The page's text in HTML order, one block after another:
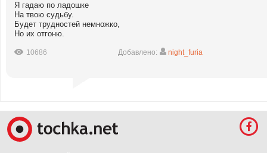
Я гадаю по ладошке
На твою судьбу.
Будет трудностей немножко,
Но их отгоню.
10686 Добавлено: night_furia